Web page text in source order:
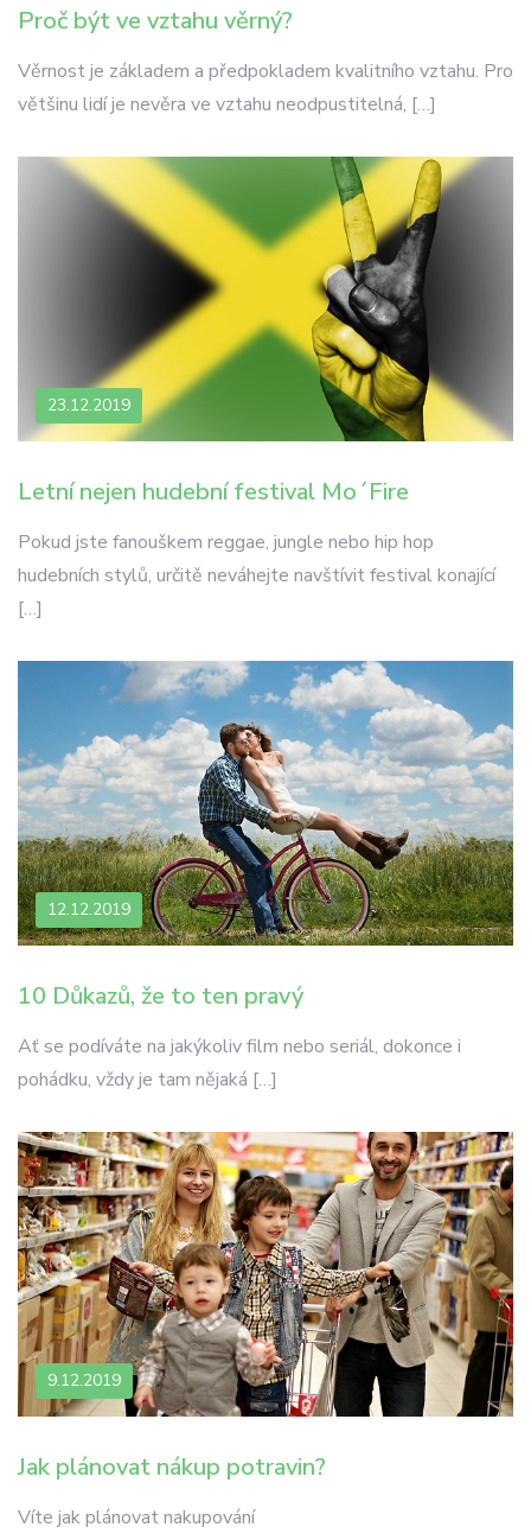
Proč být ve vztahu věrný?
Věrnost je základem a předpokladem kvalitního vztahu. Pro
většinu lidí je nevěra ve vztahu neodpustitelná, […]
23.12.2019
Letní nejen hudební festival Mo´Fire
Pokud jste fanouškem reggae, jungle nebo hip hop
hudebních stylů, určitě neváhejte navštívit festival konající
[…]
12.12.2019
10 Důkazů, že to ten pravý
Ať se podíváte na jakýkoliv film nebo seriál, dokonce i
pohádku, vždy je tam nějaká […]
9.12.2019
Jak plánovat nákup potravin?
Víte jak plánovat nakupování